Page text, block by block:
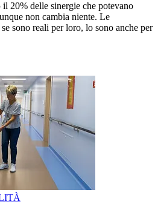
20% delle sinergie che potevano
non cambia niente. Le
sono reali per loro, lo sono anche per